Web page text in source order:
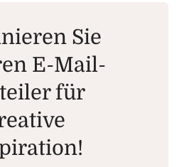
Sie
E-Mail-
für